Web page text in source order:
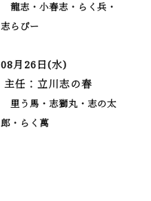
龍志・小春志・らく兵・
志らぴー
08月26日(水)
主任：立川志の春
里う馬・志獅丸・志の太
郎・らく萬